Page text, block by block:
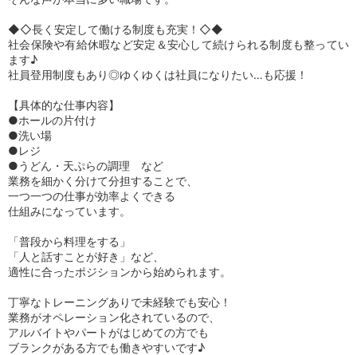
◆◇長く安定して働ける制度も充実！◇◆
社会保険や有給休暇など安定＆安心して続けられる制度も整ってい
ます♪
社員登用制度もあり◎ゆくゆくは社員になりたい…も応援！
【具体的な仕事内容】
●ホールの片付け
●洗い場
●レジ
●うどん・天ぷらの調理 など
業務を細かく分けて分担することで、
一つ一つの仕事が効率よくできる
仕組みになっています。
「普段から料理をする」
「人と話すことが好き」など、
適性に合ったポジションから始められます。
丁寧なトレーニングありで未経験でも安心！
業務がオペレーション化されているので、
アルバイトやパートがはじめての方でも
ブランクがある方でも働きやすいです♪